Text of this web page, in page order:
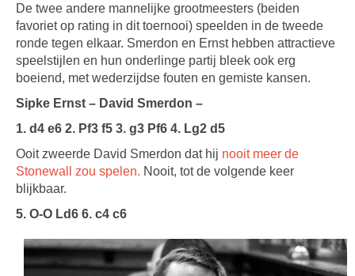
De twee andere mannelijke grootmeesters (beiden
favoriet op rating in dit toernooi) speelden in de tweede
ronde tegen elkaar. Smerdon en Ernst hebben attractieve
speelstijlen en hun onderlinge partij bleek ook erg
boeiend, met wederzijdse fouten en gemiste kansen.
Sipke Ernst – David Smerdon –
1. d4 e6 2. Pf3 f5 3. g3 Pf6 4. Lg2 d5
Ooit zweerde David Smerdon dat hij nooit meer de
Stonewall zou spelen. Nooit, tot de volgende keer
blijkbaar.
5. O-O Ld6 6. c4 c6